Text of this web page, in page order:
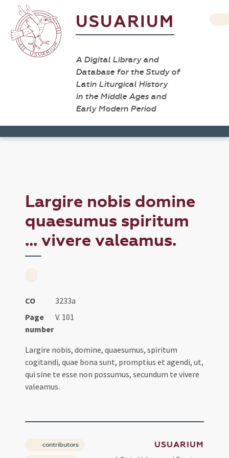
USUARIUM
A Digital Library and
Database for the Study of
Latin Liturgical History
in the Middle Ages and
Early Modern Period
Largire nobis domine
quaesumus spiritum
... vivere valeamus.
CO
3233a
Page
number
V. 101
Largire nobis, domine, quaesumus, spiritum
cogitandi, quae bona sunt, promptius et agendi, ut,
qui sine te esse non possumus, secundum te vivere
valeamus.
contributors USUARIUM